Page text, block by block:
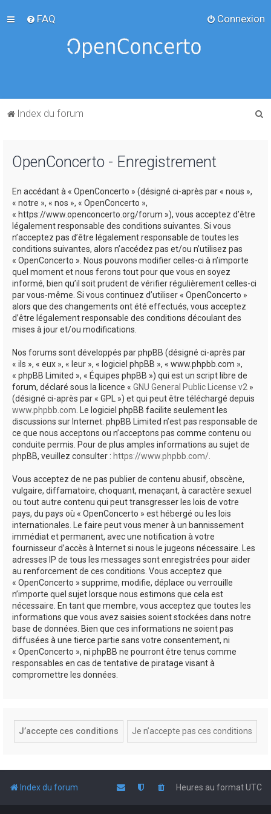
FAQ Connexion
Index du forum
OpenConcerto - Enregistrement
En accédant à « OpenConcerto » (désigné ci-après par « nous »,
« notre », « nos », « OpenConcerto »,
« https://www.openconcerto.org/forum »), vous acceptez d’être
légalement responsable des conditions suivantes. Si vous
n’acceptez pas d’être légalement responsable de toutes les
conditions suivantes, alors n’accédez pas et/ou n’utilisez pas
« OpenConcerto ». Nous pouvons modifier celles-ci à n’importe
quel moment et nous ferons tout pour que vous en soyez
informé, bien qu’il soit prudent de vérifier régulièrement celles-ci
par vous-même. Si vous continuez d’utiliser « OpenConcerto »
alors que des changements ont été effectués, vous acceptez
d’être légalement responsable des conditions découlant des
mises à jour et/ou modifications.
Nos forums sont développés par phpBB (désigné ci-après par
« ils », « eux », « leur », « logiciel phpBB », « www.phpbb.com »,
« phpBB Limited », « Équipes phpBB ») qui est un script libre de
forum, déclaré sous la licence « GNU General Public License v2 »
(désigné ci-après par « GPL ») et qui peut être téléchargé depuis
www.phpbb.com. Le logiciel phpBB facilite seulement les
discussions sur Internet. phpBB Limited n’est pas responsable de
ce que nous acceptons ou n’acceptons pas comme contenu ou
conduite permis. Pour de plus amples informations au sujet de
phpBB, veuillez consulter : https://www.phpbb.com/.
Vous acceptez de ne pas publier de contenu abusif, obscène,
vulgaire, diffamatoire, choquant, menaçant, à caractère sexuel
ou tout autre contenu qui peut transgresser les lois de votre
pays, du pays où « OpenConcerto » est hébergé ou les lois
internationales. Le faire peut vous mener à un bannissement
immédiat et permanent, avec une notification à votre
fournisseur d’accès à Internet si nous le jugeons nécessaire. Les
adresses IP de tous les messages sont enregistrées pour aider
au renforcement de ces conditions. Vous acceptez que
« OpenConcerto » supprime, modifie, déplace ou verrouille
n’importe quel sujet lorsque nous estimons que cela est
nécessaire. En tant que membre, vous acceptez que toutes les
informations que vous avez saisies soient stockées dans notre
base de données. Bien que ces informations ne soient pas
diffusées à une tierce partie sans votre consentement, ni
« OpenConcerto », ni phpBB ne pourront être tenus comme
responsables en cas de tentative de piratage visant à
compromettre les données.
Index du forum Heures au formatUTC